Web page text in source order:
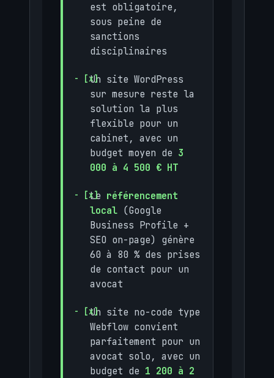
est obligatoire,
sous peine de
sanctions
disciplinaires
Un site WordPress
sur mesure reste la
solution la plus
flexible pour un
cabinet, avec un
budget moyen de 3
000 à 4 500 € HT
Le référencement
local (Google
Business Profile +
SEO on-page) génère
60 à 80 % des prises
de contact pour un
avocat
Un site no-code type
Webflow convient
parfaitement pour un
avocat solo, avec un
budget de 1 200 à 2